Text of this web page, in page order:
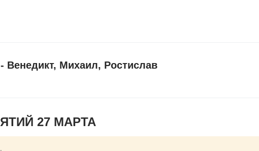
Михаил, Ростислав
27 МАРТА